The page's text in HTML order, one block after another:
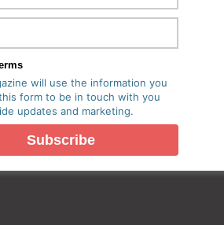
will use the information you
form to be in touch with you
updates and marketing.